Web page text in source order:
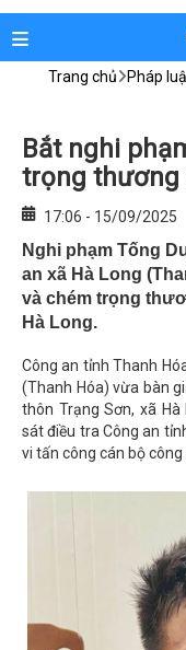
Trang chủ Pháp
Bắt nghi
trọng thương
17:06 - 15/09/2025
Nghi phạm Tống
an xã Hà Long
và chém trọng
Hà Long.
Công an tỉnh Thanh
(Thanh Hóa) vừa bàn
thôn Trạng Sơn, xã
sát điều tra Công an
vi tấn công cán bộ công